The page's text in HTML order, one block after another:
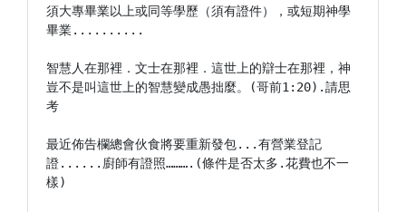
須大專畢業以上或同等學歷（須有證件），或短期神學
畢業..........
智慧人在那裡．文士在那裡．這世上的辯士在那裡，神
豈不是叫這世上的智慧變成愚拙麼。(哥前1:20).請思
考
最近佈告欄總會伙食將要重新發包...有營業登記
證......廚師有證照……….(條件是否太多.花費也不一
樣)